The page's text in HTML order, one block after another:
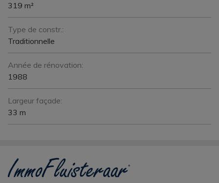
319 m²
Type de constr.:
Traditionnelle
Année de rénovation:
1988
Largeur façade:
33 m